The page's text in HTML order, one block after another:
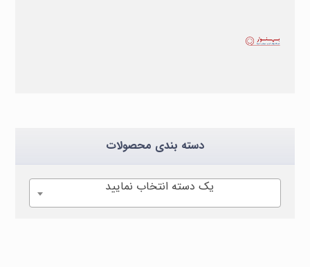
دسته بندی محصولات
یک دسته انتخاب نمایید